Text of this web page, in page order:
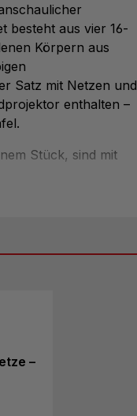
besteht aus vier 16-
Körpern aus
Satz mit Netzen und
enthalten –
Stück, sind mit
ermöglichen
der Möglichkeit zur
–